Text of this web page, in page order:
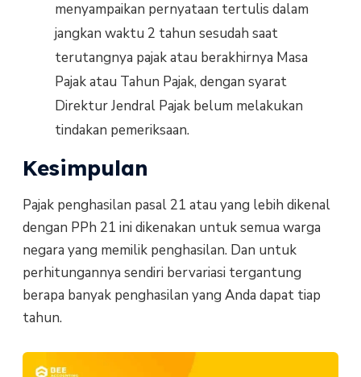
menyampaikan pernyataan tertulis dalam
jangkan waktu 2 tahun sesudah saat
terutangnya pajak atau berakhirnya Masa
Pajak atau Tahun Pajak, dengan syarat
Direktur Jendral Pajak belum melakukan
tindakan pemeriksaan.
Kesimpulan
Pajak penghasilan pasal 21 atau yang lebih dikenal
dengan PPh 21 ini dikenakan untuk semua warga
negara yang memilik penghasilan. Dan untuk
perhitungannya sendiri bervariasi tergantung
berapa banyak penghasilan yang Anda dapat tiap
tahun.